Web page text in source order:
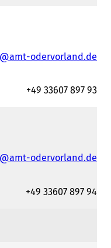
odervorland.de
+49 33607 897 93
odervorland.de
+49 33607 897 94